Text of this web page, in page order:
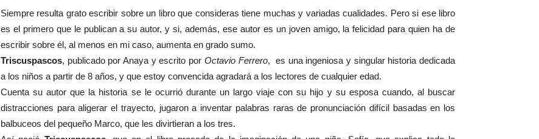
Siempre resulta grato escribir sobre un libro que consideras tiene muchas y variadas cualidades. Pero si ese libro
es el primero que le publican a su autor, y si, además, ese autor es un joven amigo, la felicidad para quien ha de
escribir sobre él, al menos en mi caso, aumenta en grado sumo.
Triscuspascos, publicado por Anaya y escrito por Octavio Ferrero, es una ingeniosa y singular historia dedicada
a los niños a partir de 8 años, y que estoy convencida agradará a los lectores de cualquier edad.
Cuenta su autor que la historia se le ocurrió durante un largo viaje con su hijo y su esposa cuando, al buscar
distracciones para aligerar el trayecto, jugaron a inventar palabras raras de pronunciación difícil basadas en los
balbuceos del pequeño Marco, que les divirtieran a los tres.